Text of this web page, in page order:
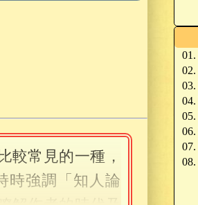
較常見的一種，
時強調「知人論